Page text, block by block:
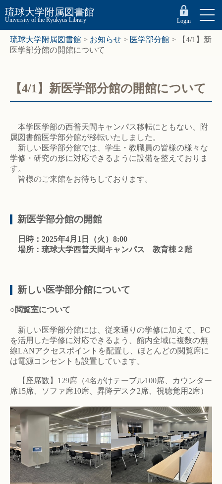
琉球大学附属図書館
University of the Ryukyus Library Login
琉球大学附属図書館 > お知らせ > 医学部分館 >
【4/1】新
医学部分館の開館について
【4/1】新医学部分館の開館について
本学医学部の西普天間キャンパス移転にともない、附
属図書館医学部分館が移転いたしました。
新しい医学部分館では、学生・教職員の皆様の様々な
学修・研究の形に対応できるように設備を整えておりま
す。
皆様のご来館をお待ちしております。
新医学部分館の開館
日時：2025年4月1日（火）8:00
場所：琉球大学西普天間キャンパス 教育棟２階
新しい医学部分館について
○閲覧室について
新しい医学部分館には、従来通りの学修に加えて、PC
を活用した学修に対応できるよう、館内全域に複数の無
線LANアクセスポイントを配置し、ほとんどの閲覧席に
は電源コンセントも設置しています。
【座席数】129席（4名がけテーブル100席、カウンター
席15席、ソファ席10席、昇降デスク2席、視聴覚用2席）